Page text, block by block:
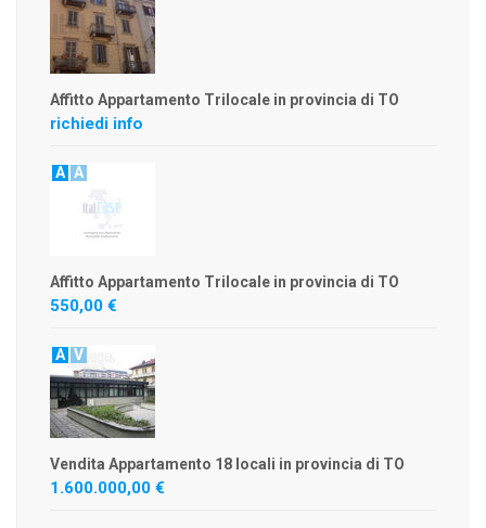
Affitto Appartamento Trilocale in provincia di TO
richiedi info
A A
Affitto Appartamento Trilocale in provincia di TO
550,00 €
A V
Vendita Appartamento 18 locali in provincia di TO
1.600.000,00 €